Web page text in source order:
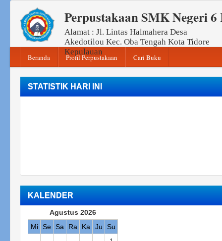
Perpustakaan SMK Negeri
Alamat : Jl. Lintas Halmahera Desa
Akedotilou Kec. Oba Tengah Kota Tidore
Kepulauan
Beranda Profil Perpustakaan Cari Buku
STATISTIK HARI INI
KALENDER
Agustus 2026
Mi Se Sa Ra Ka Ju
Su